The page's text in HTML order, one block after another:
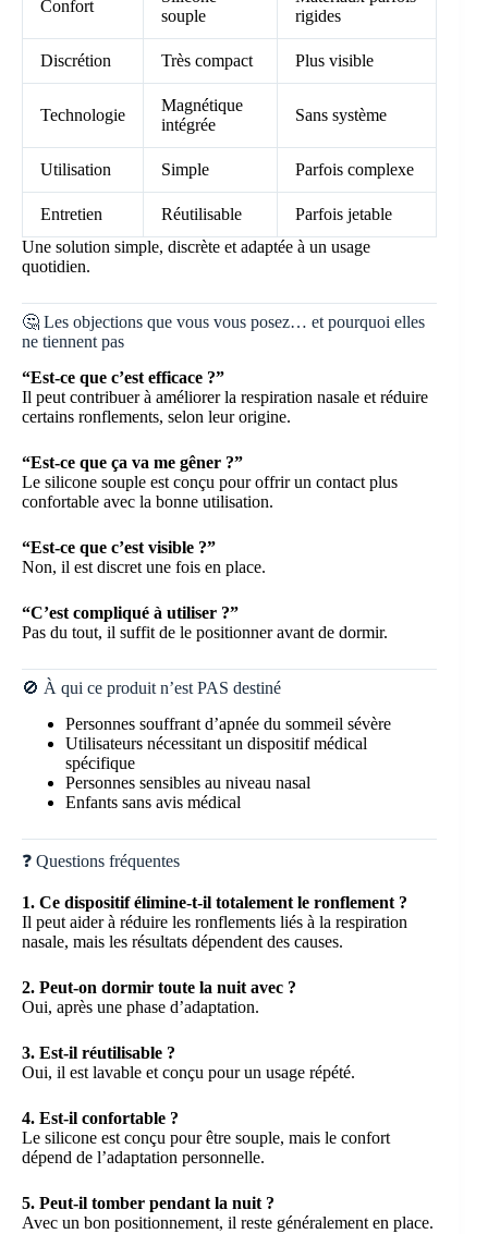
Confort
souple
rigides
Discrétion Très compact Plus visible
Technologie
Magnétique
intégrée
Sans système
Utilisation Simple Parfois complexe
Entretien Réutilisable
Parfois jetable
Une solution simple, discrète et adaptée à un usage
quotidien.
🤔 Les objections que vous vous posez… et pourquoi elles
ne tiennent pas
“Est-ce que c’est efficace ?”
Il peut contribuer à améliorer la respiration nasale et réduire
certains ronflements, selon leur origine.
“Est-ce que ça va me gêner ?”
Le silicone souple est conçu pour offrir un contact plus
confortable avec la bonne utilisation.
“Est-ce que c’est visible ?”
Non, il est discret une fois en place.
“C’est compliqué à utiliser ?”
Pas du tout, il suffit de le positionner avant de dormir.
🚫 À qui ce produit n’est PAS destiné
Personnes souffrant d’apnée du sommeil sévère
Utilisateurs nécessitant un dispositif médical
spécifique
Personnes sensibles au niveau nasal
Enfants sans avis médical
❓ Questions fréquentes
1. Ce dispositif élimine-t-il totalement le ronflement ?
Il peut aider à réduire les ronflements liés à la respiration
nasale, mais les résultats dépendent des causes.
2. Peut-on dormir toute la nuit avec ?
Oui, après une phase d’adaptation.
3. Est-il réutilisable ?
Oui, il est lavable et conçu pour un usage répété.
4. Est-il confortable ?
Le silicone est conçu pour être souple, mais le confort
dépend de l’adaptation personnelle.
5. Peut-il tomber pendant la nuit ?
Avec un bon positionnement, il reste généralement en place.